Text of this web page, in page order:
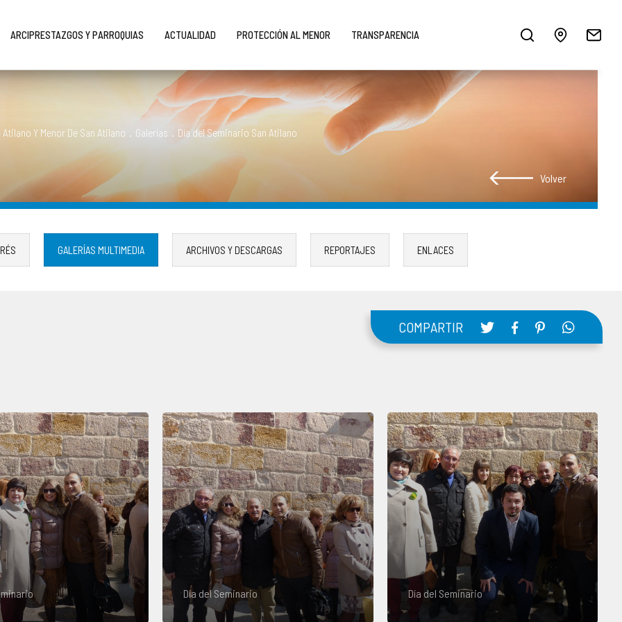
ARCIPRESTAZGOS Y PARROQUIAS ACTUALIDAD PROTECCIÓN AL MENOR TRANSPARENCIA
Y Menor De San Atilano . Galerías . Día del Seminario San Atilano
Volver
GALERÍAS MULTIMEDIA ARCHIVOS Y DESCARGAS REPORTAJES ENLACES
COMPARTIR
Día del Seminario Día del Seminario